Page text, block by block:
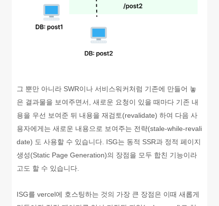
그 뿐만 아니라 SWR이나 서비스워커처럼 기존에 만들어 놓
은 결과물을 보여주면서, 새로운 요청이 있을 때마다 기존 내
용을 우선 보여준 뒤 내용을 재검토(revalidate) 하여 다음 사
용자에게는 새로운 내용으로 보여주는 전략(stale-while-revali
date) 도 사용할 수 있습니다. ISG는 동적 SSR과 정적 페이지
생성(Static Page Generation)의 장점을 모두 합친 기능이라
고도 할 수 있습니다.
ISG를 vercel에 호스팅하는 것의 가장 큰 장점은 이때 새롭게